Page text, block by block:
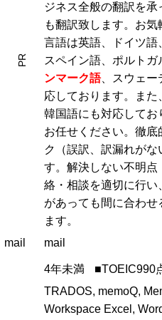
PR
ジネス全般の翻訳を
も翻訳致します。お
言語は英語、ドイツ語
スペイン語、ポルト
ンマーク語、スウェー
応しております。ま
韓国語にも対応してお
お任せください。徹
ク（誤訳、訳漏れがな
す。解決しない不明点
絡・相談を適切に行い
があっても間に合わ
ます。
mail
mail
4年未満
■TOEIC990
TRADOS, memoQ,
Workspace Excel,